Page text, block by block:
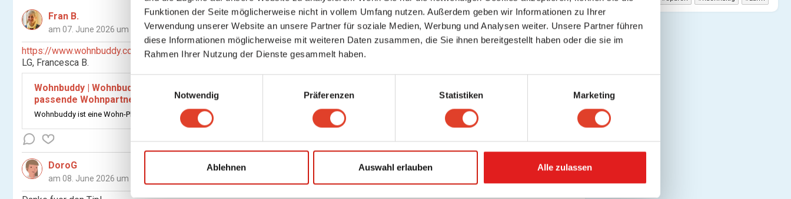
Funktionen der Seite möglicherweise nicht in vollem Umfang nutzen. Außerdem geben wir Informationen zu Ihrer
Verwendung unserer Website an unsere Partner für soziale Medien, Werbung und Analysen weiter. Unsere Partner führen
diese Informationen möglicherweise mit weiteren Daten zusammen, die Sie ihnen bereitgestellt haben oder die sie im
Rahmen Ihrer Nutzung der Dienste gesammelt haben.
i
n
l
g
Notwendig Präferenzen Statistiken Marketing
Ablehnen Auswahl erlauben Alle zulassen
Fran B.
am 07. June 2026 um 09:21
https://www.wohnbuddy.com/ oder wg-gesucht.de Gutes Gelingen ihm!
LG, Francesca B.
Wohnbuddy | Wohnbuddy ist eine Wohn-Plattform, die älteren Menschen sowie Senioren- und Pflegewohnhäusern
passende Wohnpartner vermittelt.
Wohnbuddy ist eine Wohn-Plattform, die älteren Menschen sowie Senioren- und Pflegewohnhäusern passende Wohnpartner vermittelt.
DoroG
am 08. June 2026 um 22:37